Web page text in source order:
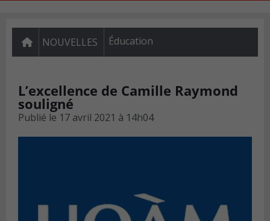
NOUVELLES Éducation
L’excellence de Camille Raymond
souligné
Publié le 17 avril 2021 à 14h04